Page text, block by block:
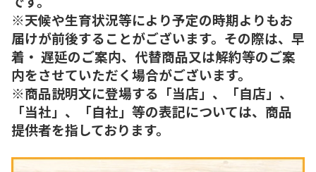
※天候や生育状況等により予定の時期よりもお
届けが前後することがございます。その際は、早
着・ 遅延のご案内、代替商品又は解約等のご案
内をさせていただく場合がございます。
※商品説明文に登場する「当店」、「自店」、
「当社」、「自社」等の表記については、商品
提供者を指しております。